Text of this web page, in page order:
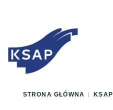
STRONA GŁÓWNA KSAP